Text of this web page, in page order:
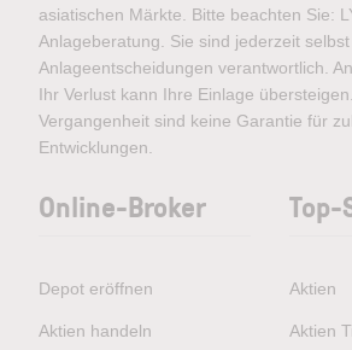
asiatischen Märkte. Bitte beachten Sie:
Anlageberatung. Sie sind jederzeit
Anlageentscheidungen verantwortlich.
Ihr Verlust kann Ihre Einlage
Vergangenheit sind keine Garantie für
Entwicklungen.
Online-Broker
Depot eröffnen
Aktien handeln
Top-
Aktien
Aktien